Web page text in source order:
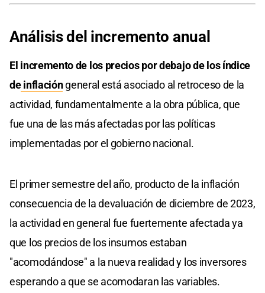
Análisis del incremento anual
El incremento de los precios por debajo de los índice
deinflación general está asociado al retroceso de la
actividad, fundamentalmente a la obra pública, que
fue una de las más afectadas por las políticas
implementadas por el gobierno nacional.
El primer semestre del año, producto de la inflación
consecuencia de la devaluación de diciembre de 2023,
la actividad en general fue fuertemente afectada ya
que los precios de los insumos estaban
"acomodándose" a la nueva realidad y los inversores
esperando a que se acomodaran las variables.